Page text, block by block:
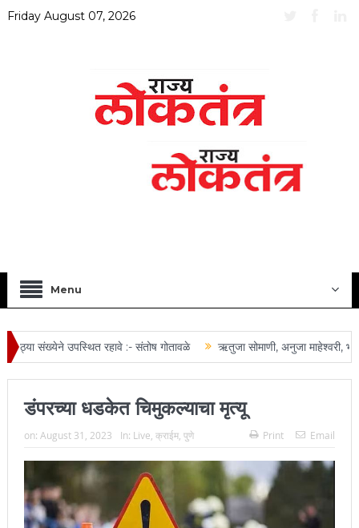
Friday August 07, 2026
Menu
संख्येने उपस्थित रहावे :- संतोष गोतावळे ऋतुजा सोमाणी, अनुजा माहेश्वरी,
जिल्हा प्रमुख न्यायाधीश महेंद्र के महाजन
डंपरच्या धडकेत चिमुकल्याचा मृत्यू
on: August 31, 2023 In: Live क्राईम, पुणे Print Email